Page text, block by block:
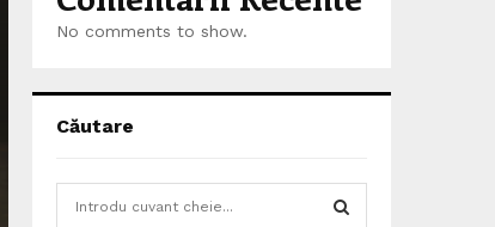
No comments to show.
Căutare